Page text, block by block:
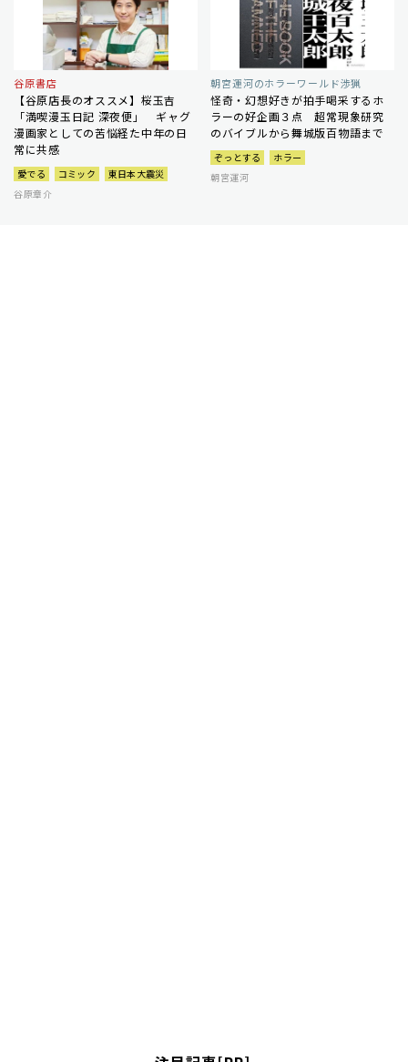
谷原書店
【谷原店長のオススメ】桜玉吉
「満喫漫玉日記 深夜便」 ギャグ
漫画家としての苦悩経た中年の日
常に共感
愛でる コミック
東日本大震災
谷原章介
朝宮運河のホラーワールド渉猟
怪奇・幻想好きが拍手喝采するホ
ラーの好企画３点 超常現象研究
のバイブルから舞城版百物語まで
ぞっとする
ホラー
朝宮運河